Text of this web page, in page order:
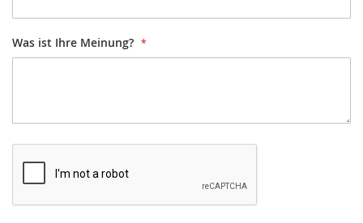
Was ist Ihre Meinung?